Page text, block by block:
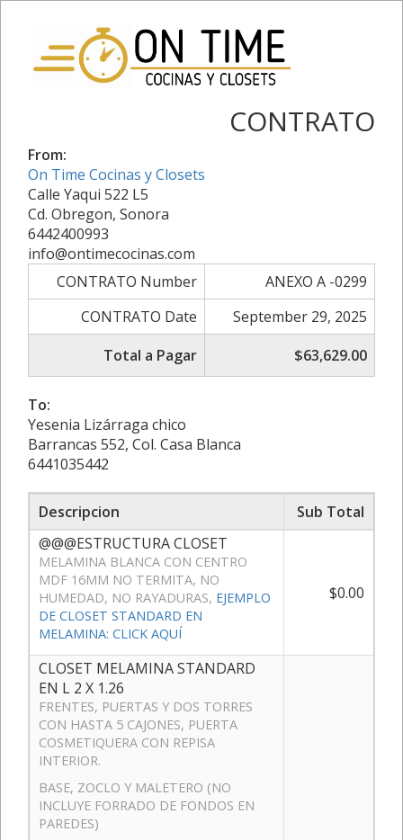
CONTRATO
From:
On Time Cocinas y Closets
Calle Yaqui 522 L5
Cd. Obregon, Sonora
6442400993
info@ontimecocinas.com
CONTRATO Number
ANEXO A -0299
CONTRATO Date
September 29, 2025
Total a Pagar
$63,629.00
To:
Yesenia Lizárraga chico
Barrancas 552, Col. Casa Blanca
6441035442
Descripcion
Sub Total
@@@ESTRUCTURA CLOSET
MELAMINA BLANCA CON CENTRO
MDF 16MM NO TERMITA, NO
HUMEDAD, NO RAYADURAS, EJEMPLO
DE CLOSET STANDARD EN
MELAMINA: CLICK AQUÍ
$0.00
CLOSET MELAMINA STANDARD
EN L 2 X 1.26
FRENTES, PUERTAS Y DOS TORRES
CON HASTA 5 CAJONES, PUERTA
COSMETIQUERA CON REPISA
INTERIOR.
BASE, ZOCLO Y MALETERO (NO
INCLUYE FORRADO DE FONDOS EN
PAREDES)